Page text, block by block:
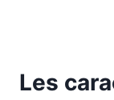
Les